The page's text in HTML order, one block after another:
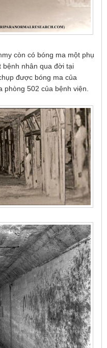
còn có bóng ma một phụ
bệnh nhân qua đời tại
được bóng ma của
phòng 502 của bệnh viện.